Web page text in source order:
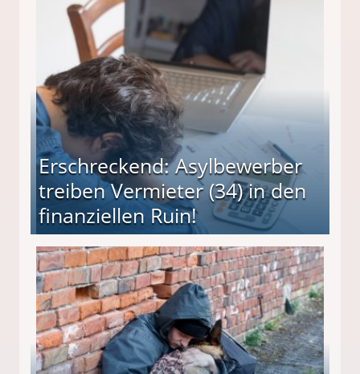
Erschreckend: Asylbewerber
treiben Vermieter (34) in den
finanziellen Ruin!
(34) in den finanziellen Ruin!